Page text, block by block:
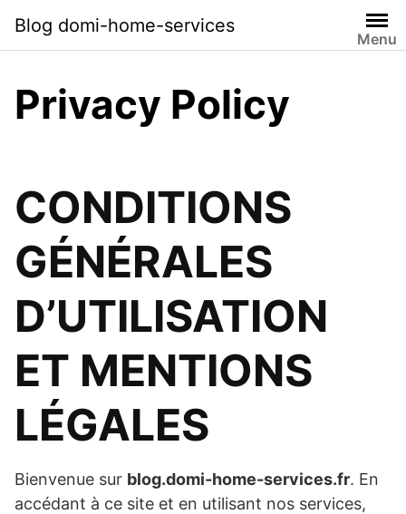
content
Blog domi-home-services
Menu
Privacy Policy
CONDITIONS
GÉNÉRALES
D’UTILISATION
ET MENTIONS
LÉGALES
Bienvenue sur blog.domi-home-services.fr. En
accédant à ce site et en utilisant nos services,